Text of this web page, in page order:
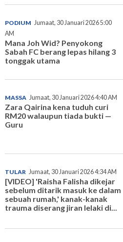
PODIUM Jumaat, 30 Januari 2026 5:00
AM
Mana Joh Wid? Penyokong
Sabah FC berang lepas hilang 3
tonggak utama
MASSA Jumaat, 30 Januari 2026 4:40 AM
Zara Qairina kena tuduh curi
RM20 walaupun tiada bukti —
Guru
TULAR Jumaat, 30 Januari 2026 4:34 AM
[VIDEO] 'Raisha Falisha dikejar
sebelum ditarik masuk ke dalam
sebuah rumah,' kanak-kanak
trauma diserang jiran lelaki di...